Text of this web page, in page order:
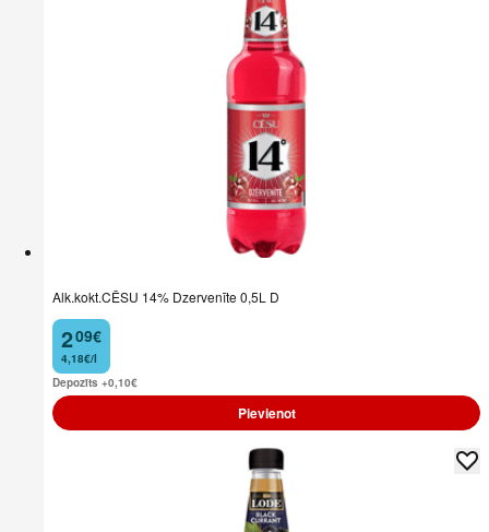
Alk.kokt.CĒSU 14% Dzervenīte 0,5L D
2
. 09€
4,18€/l
Depozīts +0,10€
Pievienot